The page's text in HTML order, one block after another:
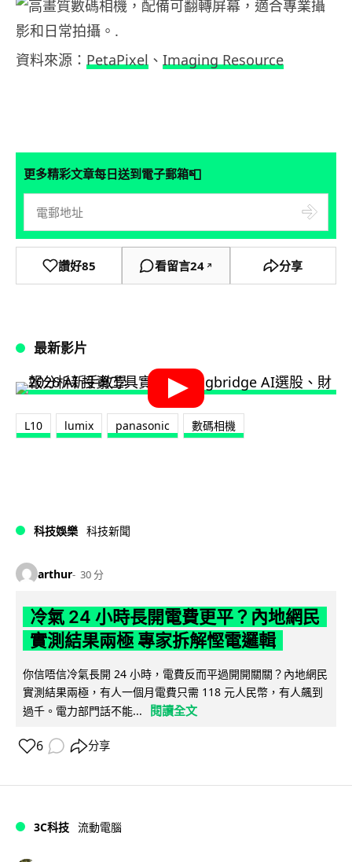
資料來源： PetaPixel 、 Imaging Resource
更多精彩文章每日送到電子郵箱📮
讚好85 看留言24 ↗ 分享
最新影片
L10 lumix panasonic 數碼相機
科技娛樂 科技新聞
arthur 30 分
冷氣 24 小時長開電費更平？內地網民
實測結果兩極 專家拆解慳電邏輯
你信唔信冷氣長開 24 小時，電費反而平過開開關關？內地網民
實測結果兩極，有人一個月電費只需 118 元人民幣，有人飆到
過千。電力部門話不能...
閱讀全文
6 分享
3C科技 流動電腦